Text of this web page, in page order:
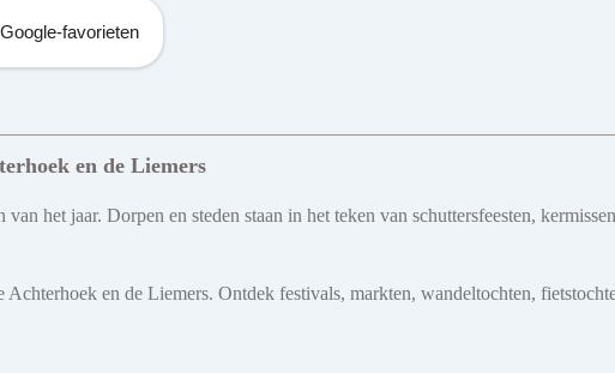
favorieten
en de Liemers
van het jaar. Dorpen en steden staan in het teken van schuttersfeesten,
en de Liemers. Ontdek festivals, markten, wandeltochten,